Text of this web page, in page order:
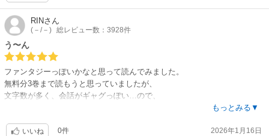
RINさん
(－/－) 総レビュー数：3928件
う〜ん
ファンタジーっぽいかなと思って読んでみました。
無料分3巻まで読もうと思っていましたが、
文字数が多く、会話がギャグっぽい…ので、
た…
もっとみる▼
いいね 0件 2026年1月16日